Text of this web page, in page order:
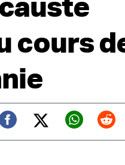
cours
Twitter (X)